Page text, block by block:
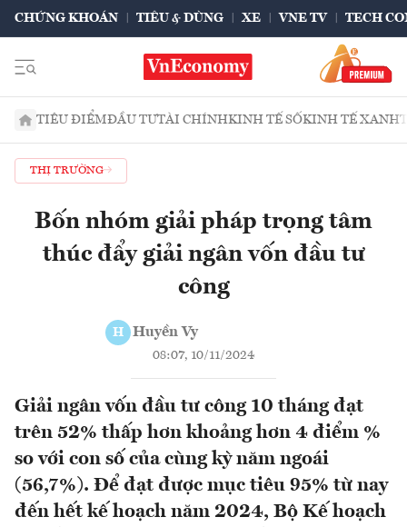
CHỨNG KHOÁN TIÊU & DÙNG XE VNE TV TECH
TIÊU ĐIỂMĐẦU TƯTÀI CHÍNHKINH TẾ SỐKINH TẾ XANH
THỊ TRƯỜNG
Bốn nhóm giải pháp trọng tâm
thúc đẩy giải ngân vốn đầu tư
công
H Huyền Vy
08:07, 10/11/2024
Giải ngân vốn đầu tư công 10 tháng đạt
trên 52% thấp hơn khoảng hơn 4 điểm %
so với con số của cùng kỳ năm ngoái
(56,7%). Để đạt được mục tiêu 95% từ nay
đến hết kế hoạch năm 2024, Bộ Kế hoạch